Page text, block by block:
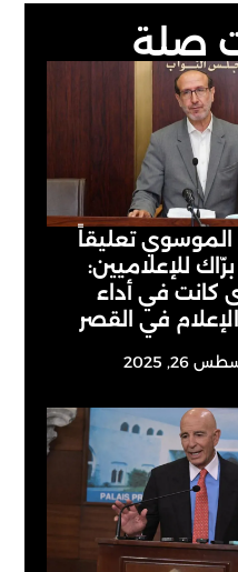
صلة
الموسوي تعليقاً
للإعلاميين:
كانت في أداء
في القصر
26, 2025